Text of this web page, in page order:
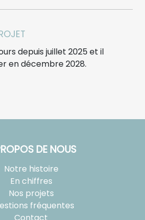
depuis juillet 2025 et il
en décembre 2028.
DE NOUS
Notre histoire
En chiffres
Nos projets
fréquentes
Contact